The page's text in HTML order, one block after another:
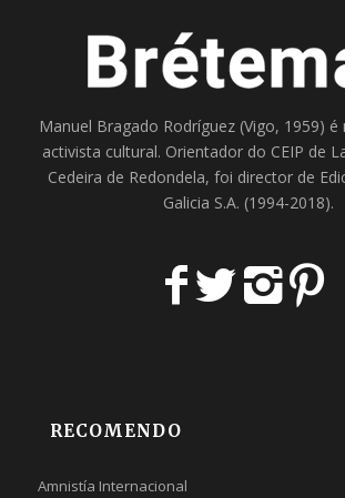
Manuel Bragado Rodríguez (Vigo, 1959)
activista cultural. Orientador do CEIP de
Cedeira de Redondela, foi director de
Galicia S.A. (1994-2018).
RECOMENDO
Amnistía Internacional